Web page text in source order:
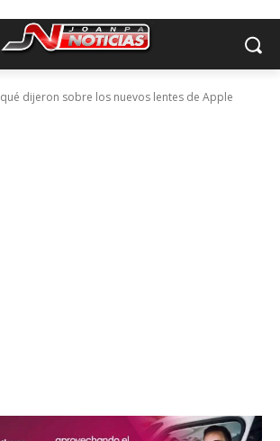
qué dijeron sobre los nuevos lentes de Apple